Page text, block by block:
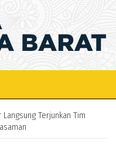
Terjunkan Tim